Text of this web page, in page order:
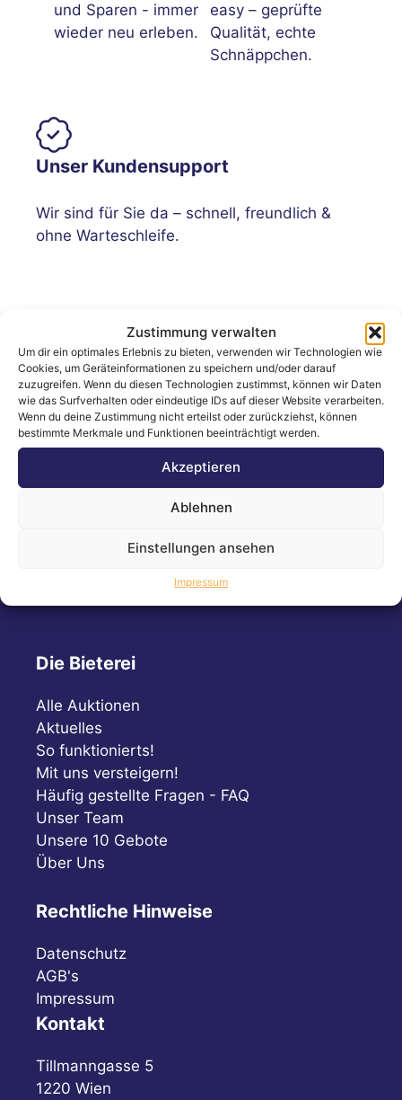
Zustimmung verwalten
Um dir ein optimales Erlebnis zu bieten, verwenden wir Technologien wie
Cookies, um Geräteinformationen zu speichern und/oder darauf
zuzugreifen. Wenn du diesen Technologien zustimmst, können wir Daten
wie das Surfverhalten oder eindeutige IDs auf dieser Website verarbeiten.
Wenn du deine Zustimmung nicht erteilst oder zurückziehst, können
bestimmte Merkmale und Funktionen beeinträchtigt werden.
Akzeptieren
Ablehnen
Einstellungen ansehen
Impressum
und Sparen - immer
wieder neu erleben.
easy – geprüfte
Qualität, echte
Schnäppchen.
Unser Kundensupport
Wir sind für Sie da – schnell, freundlich &
ohne Warteschleife.
Folgen Sie uns!
Bleiben Sie immer auf dem Laufenden!
Die Bieterei
Alle Auktionen
Aktuelles
So funktionierts!
Mit uns versteigern!
Häufig gestellte Fragen - FAQ
Unser Team
Unsere 10 Gebote
Über Uns
Rechtliche Hinweise
Datenschutz
AGB's
Impressum
Kontakt
Tillmanngasse 5
1220 Wien